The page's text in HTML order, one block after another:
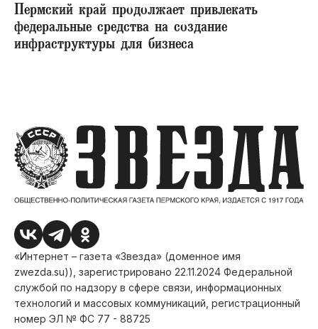
Пермский край продолжает привлекать
федеральные средства на создание
инфраструктуры для бизнеса
«Интернет – газета «Звезда» (доменное имя
zwezda.su)), зарегистрировано 22.11.2024 Федеральной
службой по надзору в сфере связи, информационных
технологий и массовых коммуникаций, регистрационный
номер ЭЛ № ФС 77 - 88725